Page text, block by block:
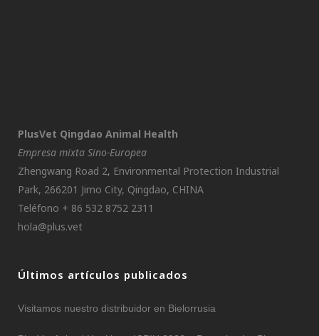
PlusVet Qingdao Animal Health
Empresa mixta Sino-Europea
Zhengwang Road 2, Environmental Protection Industrial
Park, 266201 Jimo City, Qingdao, CHINA
Teléfono + 86 532 8752 2311
hola@plus.vet
Últimos artículos publicados
Visitamos nuestro distribuidor en Bielorrusia